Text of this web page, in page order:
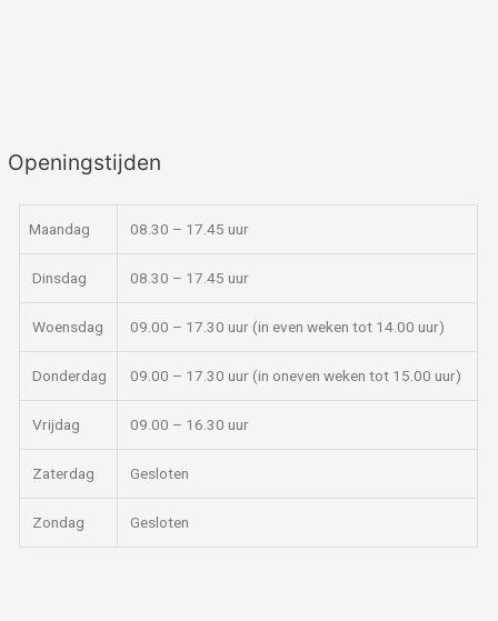
Openingstijden
Maandag 08.30 – 17.45 uur
Dinsdag 08.30 – 17.45 uur
Woensdag 09.00 – 17.30 uur (in even weken tot 14.00 uur)
Donderdag 09.00 – 17.30 uur (in oneven weken tot 15.00 uur)
Vrijdag 09.00 – 16.30 uur
Zaterdag Gesloten
Zondag Gesloten